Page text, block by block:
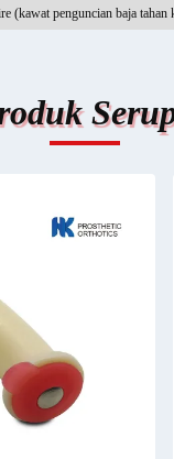
(kawat penguncian baja tahan